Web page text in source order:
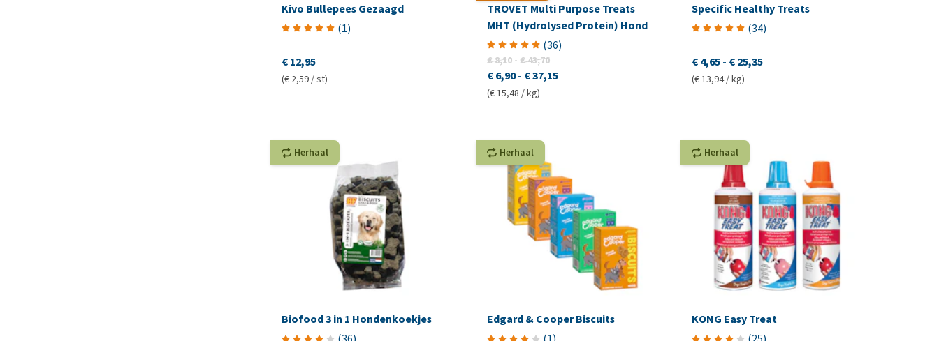
Kivo Bullepees Gezaagd
(1)
€ 12,95
(€ 2,59 / st)
TROVET Multi Purpose Treats
MHT (Hydrolysed Protein) Hond
(36)
€ 8,10 - € 43,70
€ 6,90 - € 37,15
(€ 15,48 / kg)
Specific Healthy Treats
(34)
€ 4,65- € 25,35
(€ 13,94 / kg)
Herhaal
Biofood 3 in 1 Hondenkoekjes
Herhaal
Edgard & Cooper Biscuits
Herhaal
KONG Easy Treat